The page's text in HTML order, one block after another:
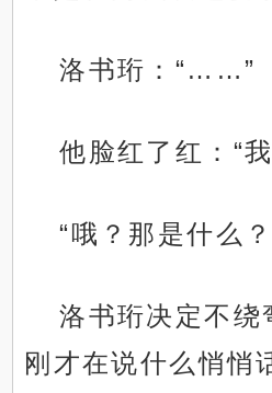
洛书珩：“……”
他脸红了红：“
“哦？那是什么？
洛书珩决定不绕
刚才在说什么悄悄